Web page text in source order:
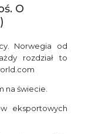
O
Norwegia od
rozdział to
na świecie.
eksportowych